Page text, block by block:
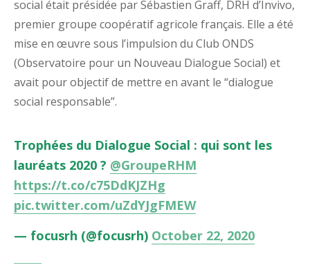
social était présidée par Sébastien Graff, DRH d’Invivo,
premier groupe coopératif agricole français. Elle a été
mise en œuvre sous l’impulsion du Club ONDS
(Observatoire pour un Nouveau Dialogue Social) et
avait pour objectif de mettre en avant le “dialogue
social responsable”.
Trophées du Dialogue Social : qui sont les
lauréats 2020 ? @GroupeRHM
https://t.co/c75DdKJZHg
pic.twitter.com/uZdYJgFMEW
— focusrh (@focusrh) October 22, 2020